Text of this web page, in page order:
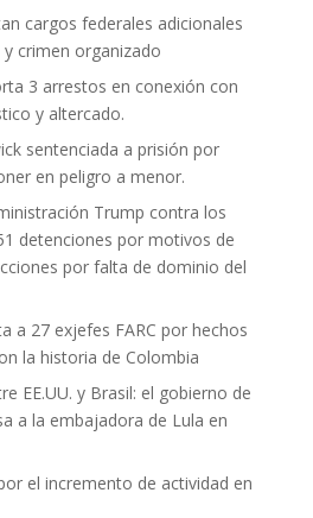
cargos federales adicionales
crimen organizado
3 arrestos en conexión con
y altercado.
sentenciada a prisión por
en peligro a menor.
Trump contra los
detenciones por motivos de
por falta de dominio del
a 27 exjefes FARC por hechos
la historia de Colombia
EE.UU. y Brasil: el gobierno de
a la embajadora de Lula en
el incremento de actividad en